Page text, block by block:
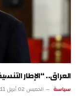
العراق.. “الإطار
سياسة الخميس 02 أبريل 12:11 ص